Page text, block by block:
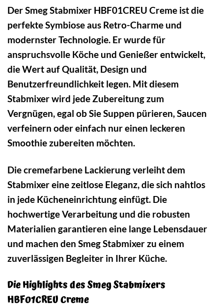
Der Smeg Stabmixer HBF01CREU Creme ist die
perfekte Symbiose aus Retro-Charme und
modernster Technologie. Er wurde für
anspruchsvolle Köche und Genießer entwickelt,
die Wert auf Qualität, Design und
Benutzerfreundlichkeit legen. Mit diesem
Stabmixer wird jede Zubereitung zum
Vergnügen, egal ob Sie Suppen pürieren, Saucen
verfeinern oder einfach nur einen leckeren
Smoothie zubereiten möchten.
Die cremefarbene Lackierung verleiht dem
Stabmixer eine zeitlose Eleganz, die sich nahtlos
in jede Kücheneinrichtung einfügt. Die
hochwertige Verarbeitung und die robusten
Materialien garantieren eine lange Lebensdauer
und machen den Smeg Stabmixer zu einem
zuverlässigen Begleiter in Ihrer Küche.
Die Highlights des Smeg Stabmixers
HBF01CREU Creme